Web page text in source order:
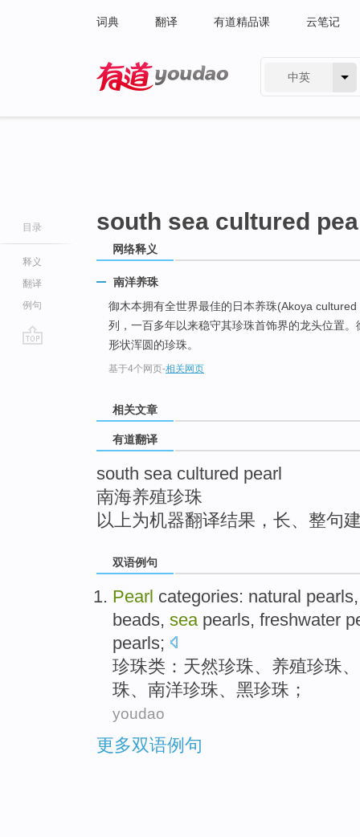
词典 翻译 有道精品课 云笔记
中英
目录
释义
翻译
例句
south sea cultured
网络释义
南洋养珠
御木本拥有全世界最佳的日本养珠(Akoya
列，一百多年以来稳守其珍珠首饰界的龙头位置
形状浑圆的珍珠。
基于4个网页-相关网页
相关文章
有道翻译
south sea cultured pearl
南海养殖珍珠
以上为机器翻译结果，长、整句
双语例句
Pearl categories: natural pearls
beads, sea pearls, freshwater
pearls;
珍珠类 ： 天然珍珠、 养殖珍珠
珠、南洋珍珠、 黑珍珠；
youdao
更多双语例句